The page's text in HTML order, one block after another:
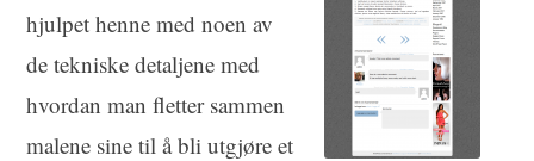
hjulpet henne med noen av
de tekniske detaljene med
hvordan man fletter sammen
malene sine til å bli utgjøre et